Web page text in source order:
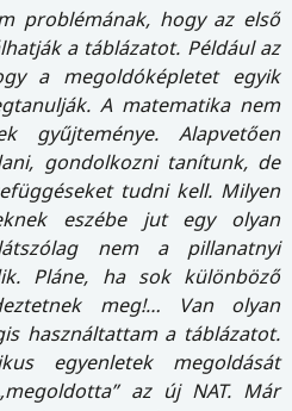
problémának, hogy az első
a táblázatot. Például az
a megoldóképletet egyik
A matematika nem
gyűjteménye. Alapvetően
gondolkozni tanítunk, de
tudni kell. Milyen
eszébe jut egy olyan
nem a pillanatnyi
Pláne, ha sok különböző
meg!… Van olyan
használtattam a táblázatot.
egyenletek megoldását
az új NAT. Már